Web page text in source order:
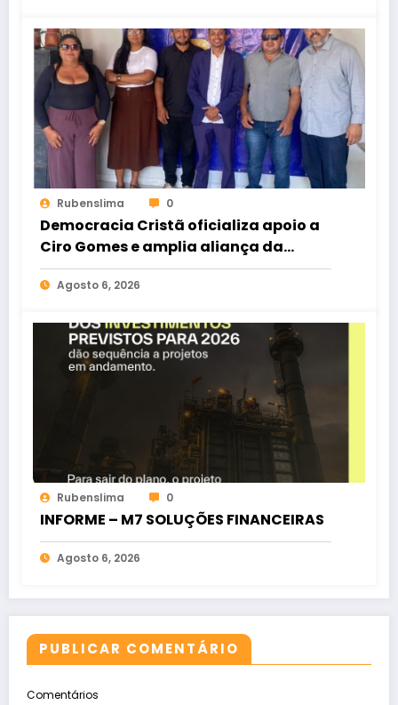
Rubenslima 0
Democracia Cristã oficializa apoio a
Ciro Gomes e amplia aliança da
oposição no Ceará
Agosto 6, 2026
Rubenslima 0
INFORME – M7 SOLUÇÕES FINANCEIRAS
Agosto 6, 2026
PUBLICAR COMENTÁRIO
Comentários